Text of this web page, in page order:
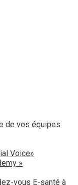
de vos équipes
Voice»
»
vous E-santé à